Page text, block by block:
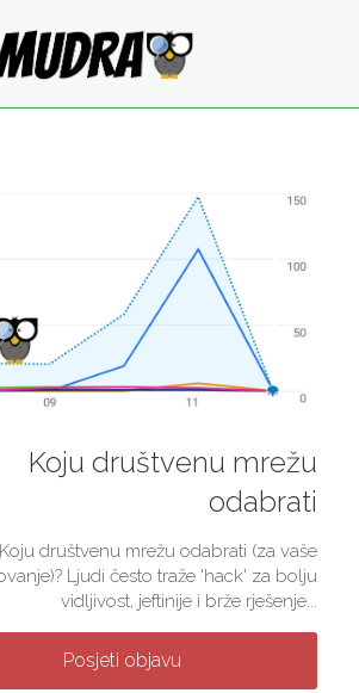
Koju društvenu mrežu
odabrati
Koju društvenu mrežu odabrati (za vaše
Ljudi često traže 'hack' za bolju
vidljivost, jeftinije i brže rješenje...
Posjeti objavu